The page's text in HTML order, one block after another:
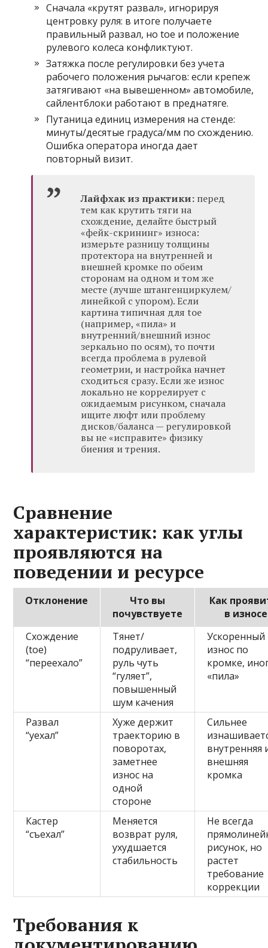
Сначала «крутят развал», игнорируя
центровку руля: в итоге получаете
правильный развал, но toe и положение
рулевого колеса конфликтуют.
Затяжка после регулировки без учета
рабочего положения рычагов: если крепеж
затягивают «на вывешенном» автомобиле,
сайлентблоки работают в преднатяге.
Путаница единиц измерения на стенде:
минуты/десятые градуса/мм по схождению.
Ошибка оператора иногда дает
повторный визит.
Лайфхак из практики: перед
тем как крутить тяги на
схождение, делайте быстрый
«фейк-скрининг» износа:
измерьте разницу толщины
протектора на внутренней и
внешней кромке по обеим
сторонам на одном и том же
месте (лучше штангенциркулем/
линейкой с упором). Если
картина типичная для toe
(например, «пила» и
внутренний/внешний износ
зеркально по осям), то почти
всегда проблема в рулевой
геометрии, и настройка начнет
сходиться сразу. Если же износ
локально не коррелирует с
ожидаемым рисунком, сначала
ищите люфт или проблему
дисков/баланса — регулировкой
вы не «исправите» физику
биения и трения.
Сравнение
характеристик: как углы
проявляются на
поведении и ресурсе
Отклонение
Что вы
почувствуете
Как
в износе
Схождение
(toe)
“переехало”
Тянет/
подруливает,
руль чуть
“гуляет”,
повышенный
шум качения
Ускоренный
износ по
кромке,
«пила»
Развал
“уехал”
Хуже держит
траекторию в
поворотах,
заметнее
износ на
одной
стороне
Сильнее
внутренняя
внешняя
кромка
Кастер
“съехал”
Меняется
возврат руля,
ухудшается
стабильность
Не всегда
рисунок, но
растет
требование
коррекции
Требования к